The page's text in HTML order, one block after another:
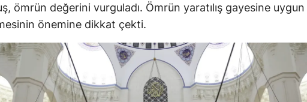
Mardin
Muğla
Muş
Nevşehir
ömrün değerini vurguladı. Ömrün yaratılış gayesine
önemine dikkat çekti.